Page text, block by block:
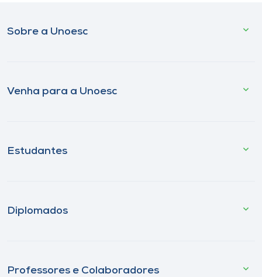
Sobre a Unoesc
Venha para a Unoesc
Estudantes
Diplomados
Professores e Colaboradores